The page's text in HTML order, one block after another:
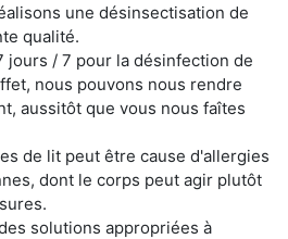
une désinsectisation de
qualité.
jours / 7 pour la désinfection de
nous pouvons nous rendre
aussitôt que vous nous faîtes
de lit peut être cause d'allergies
dont le corps peut agir plutôt
solutions appropriées à